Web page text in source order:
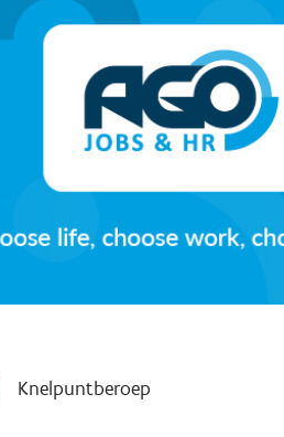
Knelpuntberoep